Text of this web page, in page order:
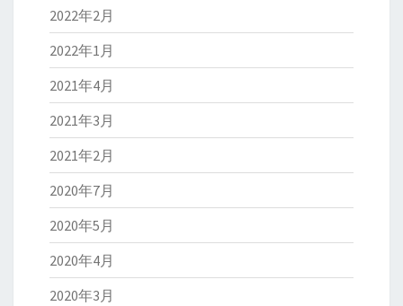
2022年2月
2022年1月
2021年4月
2021年3月
2021年2月
2020年7月
2020年5月
2020年4月
2020年3月